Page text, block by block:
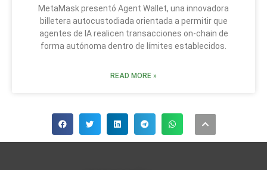
MetaMask presentó Agent Wallet, una innovadora
billetera autocustodiada orientada a permitir que
agentes de IA realicen transacciones on-chain de
forma autónoma dentro de límites establecidos.
READ MORE »